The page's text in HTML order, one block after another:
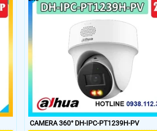
CAMERA 360° DH-IPC-PT1239H-PV